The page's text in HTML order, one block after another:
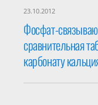
23.10.2012
Фосфат-
сравнительная
карбонату